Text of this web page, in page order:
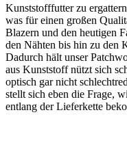
Kunststofffutter zu
was für einen großen
Blazern und den heutigen
den Nähten bis hin zu den
Dadurch hält unser
aus Kunststoff nützt sich
optisch gar nicht
stellt sich eben die Frage,
entlang der Lieferkette